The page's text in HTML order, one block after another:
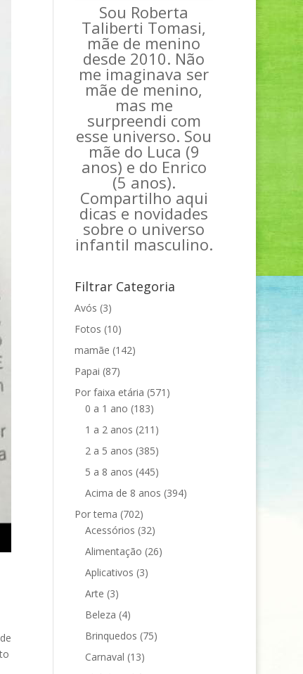
Sou Roberta
Taliberti Tomasi,
mãe de menino
desde 2010. Não
me imaginava ser
mãe de menino,
mas me
surpreendi com
esse universo. Sou
mãe do Luca (9
anos) e do Enrico
(5 anos).
Compartilho aqui
dicas e novidades
sobre o universo
infantil masculino.
Filtrar Categoria
Avós (3)
Fotos (10)
mamãe (142)
Papai (87)
Por faixa etária (571)
0 a 1 ano (183)
1 a 2 anos (211)
2 a 5 anos (385)
5 a 8 anos (445)
Acima de 8 anos (394)
Por tema (702)
Acessórios (32)
Alimentação (26)
Aplicativos (3)
Arte (3)
Beleza (4)
Brinquedos (75)
Carnaval (13)